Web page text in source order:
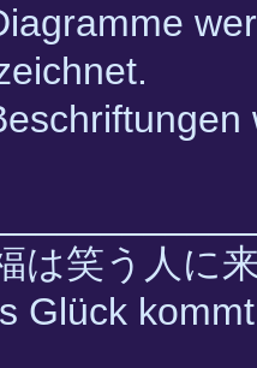
は笑う人に
Glück